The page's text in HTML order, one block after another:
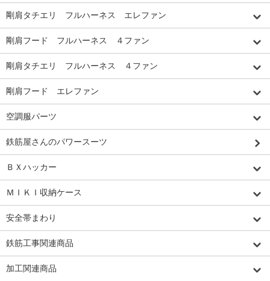
剛肩タチエリ フルハーネス エレファン
剛肩フード フルハーネス ４ファン
剛肩タチエリ フルハーネス ４ファン
剛肩フード エレファン
空調服パーツ
鉄筋屋さんのパワースーツ
ＢＸハッカー
ＭＩＫＩ収納ケース
安全帯まわり
鉄筋工事関連商品
加工関連商品